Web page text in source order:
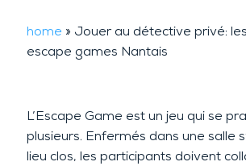
home » Jouer au détective privé:
escape games Nantais
L’Escape Game est un jeu qui se
plusieurs. Enfermés dans une salle
lieu clos, les participants doivent